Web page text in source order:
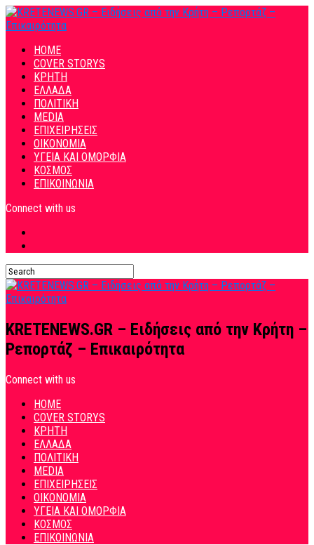
HOME
COVER STORYS
ΚΡΗΤΗ
ΕΛΛΑΔΑ
ΠΟΛΙΤΙΚΗ
MEDIA
ΕΠΙΧΕΙΡΗΣΕΙΣ
ΟΙΚΟΝΟΜΙΑ
ΥΓΕΙΑ ΚΑΙ ΟΜΟΡΦΙΑ
ΚΟΣΜΟΣ
ΕΠΙΚΟΙΝΩΝΙΑ
Connect with us
KRETENEWS.GR – Ειδήσεις από την Κρήτη –
Ρεπορτάζ – Επικαιρότητα
Connect with us
HOME
COVER STORYS
ΚΡΗΤΗ
ΕΛΛΑΔΑ
ΠΟΛΙΤΙΚΗ
MEDIA
ΕΠΙΧΕΙΡΗΣΕΙΣ
ΟΙΚΟΝΟΜΙΑ
ΥΓΕΙΑ ΚΑΙ ΟΜΟΡΦΙΑ
ΚΟΣΜΟΣ
ΕΠΙΚΟΙΝΩΝΙΑ